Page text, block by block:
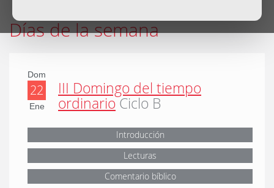
Días de la semana
Dom
22
Ene
III Domingo del tiempo
ordinarioCiclo B
Introducción
Lecturas
Comentario bíblico